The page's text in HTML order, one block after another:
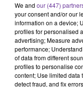
We and our (447)
your consent and/or our
information on a device;
profiles for personalised
advertising; Measure
performance;
of data from different
profiles to personalise
content; Use limited data
detect fraud, and fix